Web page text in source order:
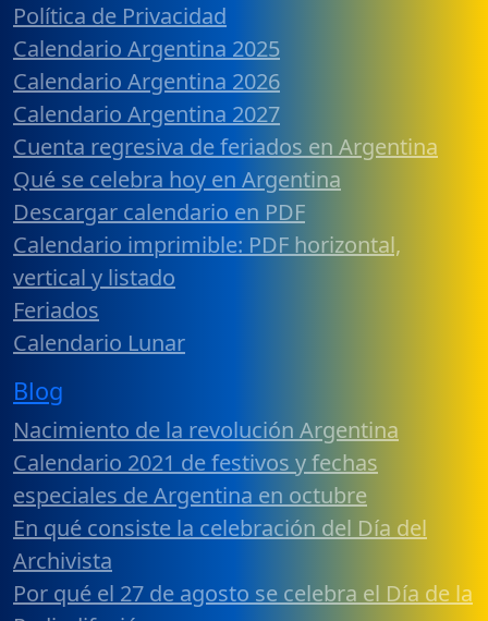
Política de Privacidad
Calendario Argentina 2025
Calendario Argentina 2026
Calendario Argentina 2027
Cuenta regresiva de feriados en Argentina
Qué se celebra hoy en Argentina
Descargar calendario en PDF
Calendario imprimible: PDF horizontal,
vertical y listado
Feriados
Calendario Lunar
Blog
Nacimiento de la revolución Argentina
Calendario 2021 de festivos y fechas
especiales de Argentina en octubre
En qué consiste la celebración del Día del
Archivista
Por qué el 27 de agosto se celebra el Día de la